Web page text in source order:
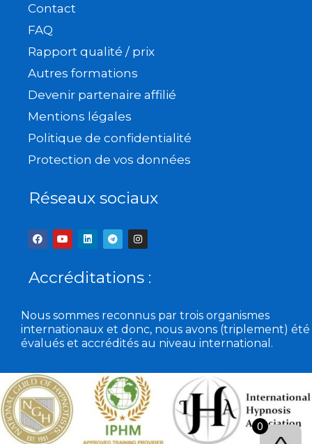
Contact
FAQ
Rapport qualité / prix
Autres formations
Devenir partenaire affilié
Mentions légales
Politique de confidentialité
Protection de vos données
Réseaux sociaux
F
a
c
b
o
Y
o
u
u
b
L
i
e
d
T
e
l
g
r
I
n
s
a
g
m
Accréditations :
Nous sommes reconnus par trois organismes
internationaux et donc, nous avons (triplement) été
évalués et accrédités au niveau international.
0